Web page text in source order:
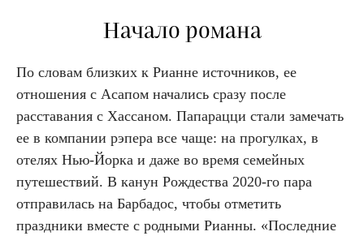
Начало романа
По словам близких к Рианне источников, ее
отношения с Асапом начались сразу после
расставания с Хассаном. Папарацци стали замечать
ее в компании рэпера все чаще: на прогулках, в
отелях Нью-Йорка и даже во время семейных
путешествий. В канун Рождества 2020-го пара
отправилась на Барбадос, чтобы отметить
праздники вместе с родными Рианны. «Последние